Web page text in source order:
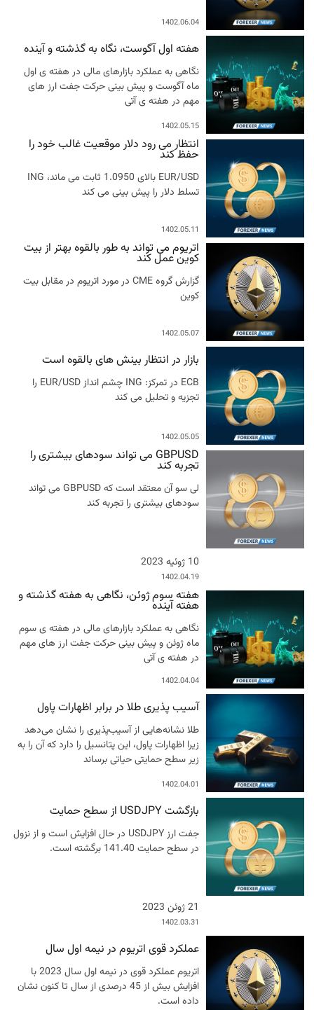
1402.06.04
هفته اول آگوست، نگاه به گذشته و آینده
نگاهی به عملکرد بازارهای مالی در هفته ی اول
ماه آگوست و پیش بینی حرکت جفت ارز های
مهم در هفته ی آتی
1402.05.15
انتظار می رود دلار موقعیت غالب خود را
حفظ کند
EUR/USD بالای 1.0950 ثابت می ماند، ING
تسلط دلار را پیش بینی می کند
1402.05.11
اتریوم می تواند به طور بالقوه بهتر از بیت
کوین عمل کند
گزارش گروه CME در مورد اتریوم در مقابل بیت
کوین
1402.05.07
بازار در انتظار بینش های بالقوه است
ECB در تمرکز: ING چشم انداز EUR/USD را
تجزیه و تحلیل می کند
1402.05.05
GBPUSD می تواند سودهای بیشتری را
تجربه کند
لی سو آن معتقد است که GBPUSD می تواند
سودهای بیشتری را تجربه کند
10 ژوئیه 2023
1402.04.19
هفته سوم ژوئن، نگاهی به هفته گذشته و
هفته آینده
نگاهی به عملکرد بازارهای مالی در هفته ی سوم
ماه ژوئن و پیش بینی حرکت جفت ارز های مهم
در هفته ی آتی
1402.04.04
آسیب پذیری طلا در برابر اظهارات پاول
طلا نشانه‌هایی از آسیب‌پذیری را نشان می‌دهد
زیرا اظهارات پاول، این پتانسیل را دارد که آن را به
زیر سطح حمایتی حیاتی برساند
1402.04.01
بازگشت USDJPY از سطح حمایت
جفت ارز USDJPY در حال افزایش است و از نزول
در سطح حمایت 141.40 برگشته است.
21 ژوئن 2023
1402.03.31
عملکرد قوی اتریوم در نیمه اول سال
اتریوم عملکرد قوی در نیمه اول سال 2023 با
افزایش بیش از 45 درصدی از سال تا کنون نشان
داده است.